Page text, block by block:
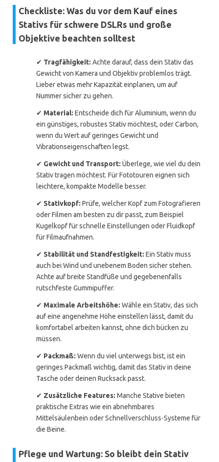
Checkliste: Was du vor dem Kauf eines
Stativs für schwere DSLRs und große
Objektive beachten solltest
✔ Tragfähigkeit: Achte darauf, dass dein Stativ das
Gewicht von Kamera und Objektiv problemlos trägt.
Lieber etwas mehr Kapazität einplanen, um auf
Nummer sicher zu gehen.
✔ Material: Entscheide dich für Aluminium, wenn du
ein günstiges, robustes Stativ möchtest, oder Carbon,
wenn du Wert auf geringes Gewicht und
Vibrationseigenschaften legst.
✔ Gewicht und Transport: Überlege, wie viel du dein
Stativ tragen möchtest. Für Fototouren eignen sich
leichtere, kompakte Modelle besser.
✔ Stativkopf: Prüfe, welcher Kopf zum Fotografieren
oder Filmen am besten zu dir passt, zum Beispiel
Kugelkopf für schnelle Einstellungen oder Fluidkopf
für Filmaufnahmen.
✔ Stabilität und Standfestigkeit: Ein Stativ muss
auch bei Wind und unebenem Boden sicher stehen.
Achte auf breite Standfüße und gegebenenfalls
rutschfeste Gummipuffer.
✔ Maximale Arbeitshöhe: Wähle ein Stativ, das sich
auf eine angenehme Höhe einstellen lässt, damit du
komfortabel arbeiten kannst, ohne dich bücken zu
müssen.
✔ Packmaß: Wenn du viel unterwegs bist, ist ein
geringes Packmaß wichtig, damit das Stativ in deine
Tasche oder deinen Rucksack passt.
✔ Zusätzliche Features: Manche Stative bieten
praktische Extras wie ein abnehmbares
Mittelsäulenbein oder Schnellverschluss-Systeme für
die Beine.
Pflege und Wartung: So bleibt dein Stativ